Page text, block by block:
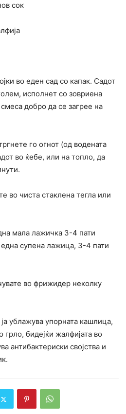
сок
во еден сад со капак. Садот
исполнет со зовриена
добро да се загрее на
го огнот (од водената
во ќебе, или на топло, да
во чиста стаклена тегла или
мала лажичка 3-4 пати
супена лажица, 3-4 пати
во фрижидер неколку
ублажува упорната кашлица,
бидејќи жалфијата во
антибактериски својства и